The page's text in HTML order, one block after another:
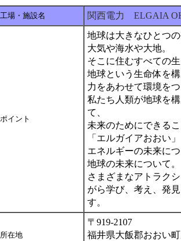
工場・施設名 関西電力 ELGAIA
ポイント
地球は大きなひとつ
大気や海水や大地。
そこに住むすべての
地球という生命体を
力をあわせて環境を
私たち人類が地球を
て、
未来のためにできる
「エルガイアおおい
エネルギーの未来に
地球の未来について。
さまざまなアトラク
がら学び、考え、発
す。
所在地
〒919-2107
福井県大飯郡おおい